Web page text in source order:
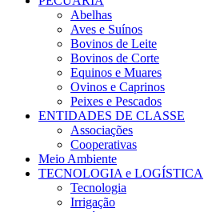
Abelhas
Aves e Suínos
Bovinos de Leite
Bovinos de Corte
Equinos e Muares
Ovinos e Caprinos
Peixes e Pescados
ENTIDADES DE CLASSE
Associações
Cooperativas
Meio Ambiente
TECNOLOGIA e LOGÍSTICA
Tecnologia
Irrigação